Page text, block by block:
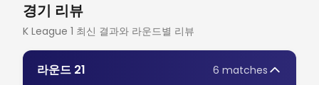
경기 리뷰
K League 1 최신 결과와 라운드별 리뷰
라운드 21 6 matches